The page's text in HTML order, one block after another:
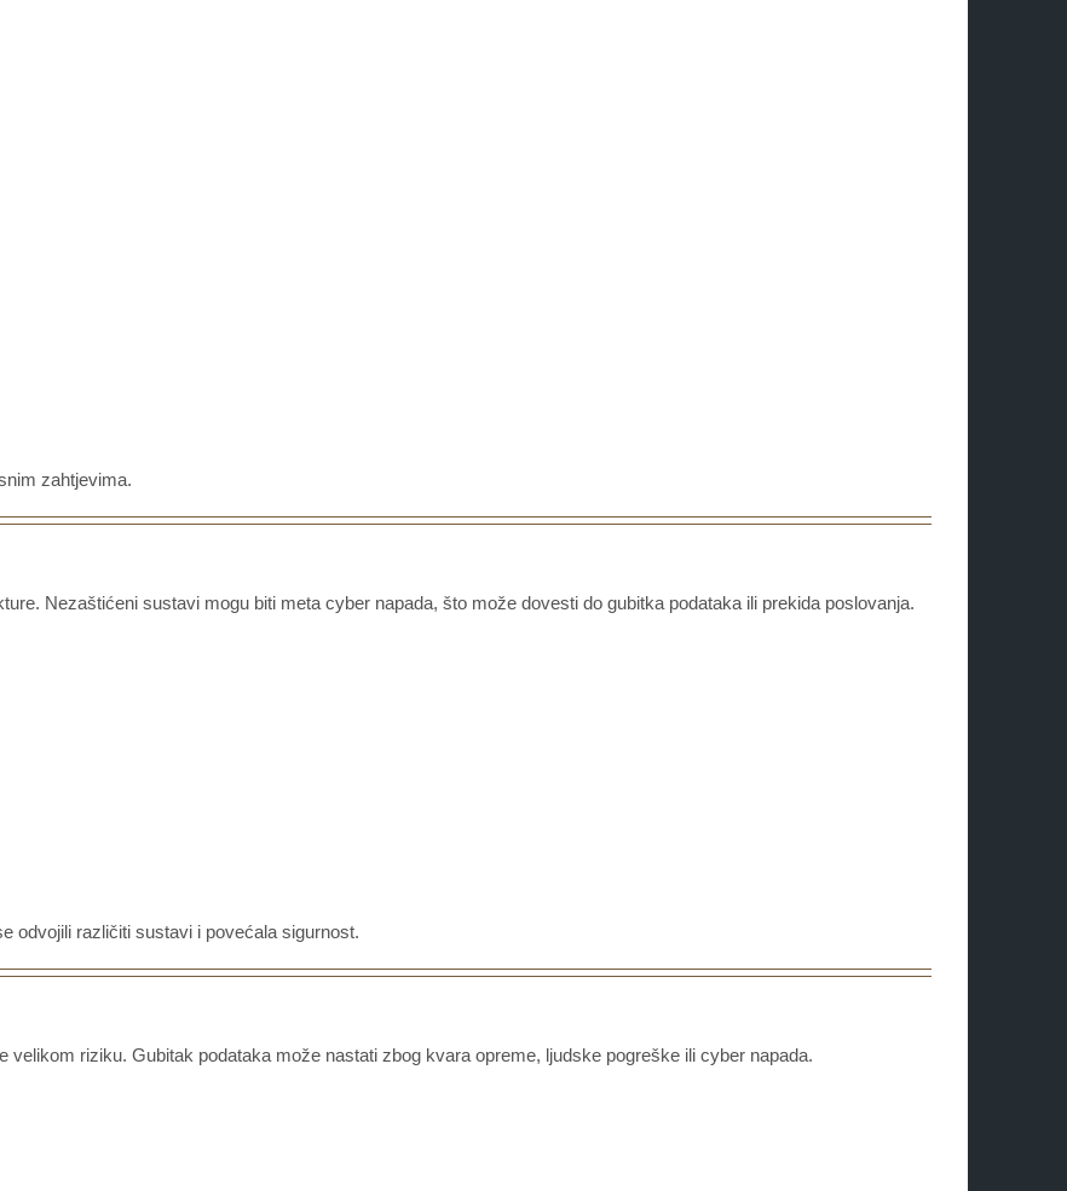
zahtjevima.
Nezaštićeni sustavi mogu biti meta cyber napada, što može dovesti do gubitka podataka ili prekida poslovanja.
odvojili različiti sustavi i povećala sigurnost.
riziku. Gubitak podataka može nastati zbog kvara opreme, ljudske pogreške ili cyber napada.